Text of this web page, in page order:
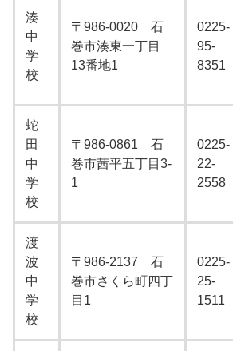
湊
中
学
校
〒986-0020 石
巻市湊東一丁目
13番地1
0225-
95-
8351
蛇
田
中
学
校
〒986-0861 石
巻市茜平五丁目3-
1
0225-
22-
2558
渡
波
中
学
校
〒986-2137 石
巻市さくら町四丁
目1
0225-
25-
1511